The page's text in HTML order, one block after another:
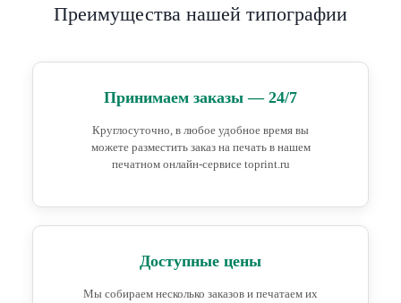
Преимущества нашей типографии
Принимаем заказы — 24/7
Круглосуточно, в любое удобное время вы
можете разместить заказ на печать в нашем
печатном онлайн-сервисе toprint.ru
Доступные цены
Мы собираем несколько заказов и печатаем их